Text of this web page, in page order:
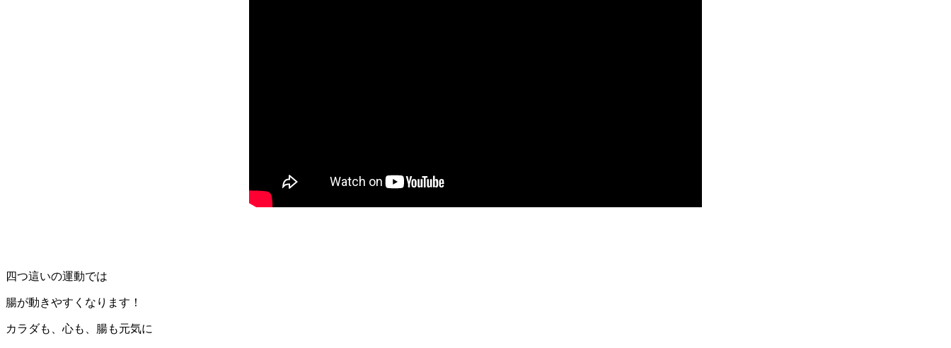
四つ這いの運動では
腸が動きやすくなります！
カラダも、心も、腸も元気に